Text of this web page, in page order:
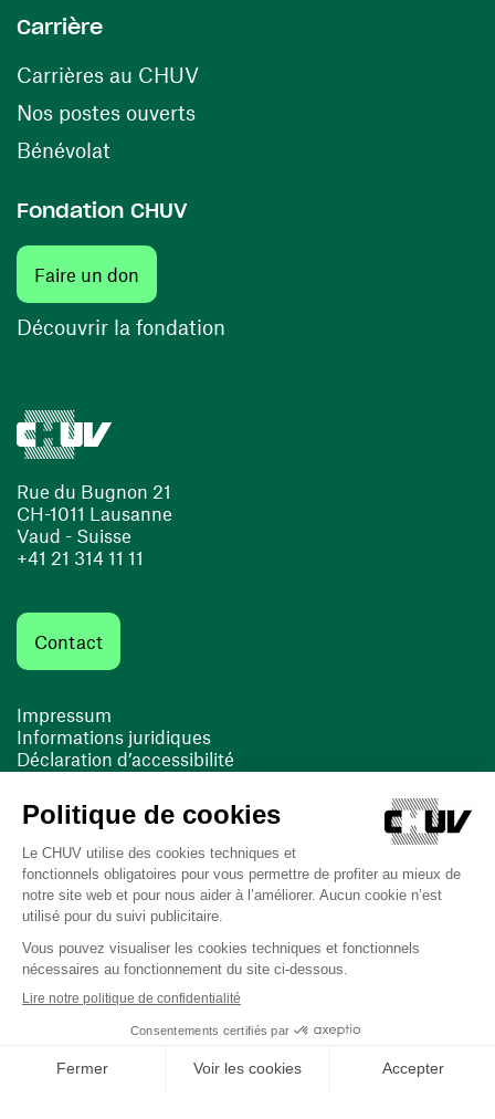
Rue du Bugnon 21
CH-1011 Lausanne
Vaud - Suisse
+41 21 314 11 11
Contact
Impressum
Informations juridiques
Déclaration d’accessibilité
Cookies
(ouvre une nouvelle fenêtre)
(ouvre une nouvelle fenêtre)
Dernière mise à jour le 16/03/2026 à 11:01
Carrière
Carrières au CHUV(ouvre une nouvelle fenêtre)
Nos postes ouverts(ouvre une nouvelle fenêtre)
Bénévolat
Fondation CHUV
Faire un don
Découvrir la fondation